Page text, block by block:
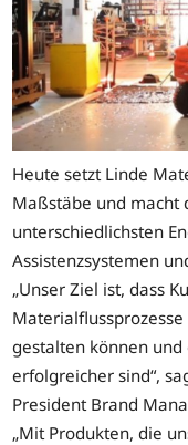
Heute setzt Linde
Maßstäbe und macht
unterschiedlichsten
Assistenzsystemen
„Unser Ziel ist, dass
gestalten können
erfolgreicher sind“,
President Brand
„Mit Produkten, die